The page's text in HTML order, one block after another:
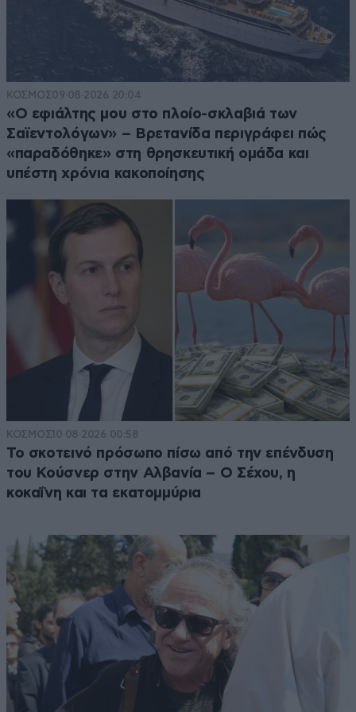
ΚΟΣΜΟΣ09·08·2026 20:04
«Ο εφιάλτης μου στο πλοίο-σκλαβιά των
Σαϊεντολόγων» – Βρετανίδα περιγράφει πώς
«παραδόθηκε» στη θρησκευτική ομάδα και
υπέστη χρόνια κακοποίησης
ΚΟΣΜΟΣ10·08·2026 00:58
Το σκοτεινό πρόσωπο πίσω από την επένδυση
του Κούσνερ στην Αλβανία – Ο Σέχου, η
κοκαΐνη και τα εκατομμύρια